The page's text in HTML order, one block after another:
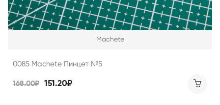
Machete
0085 Machete Пинцет №5
168.00₽ 151.20₽